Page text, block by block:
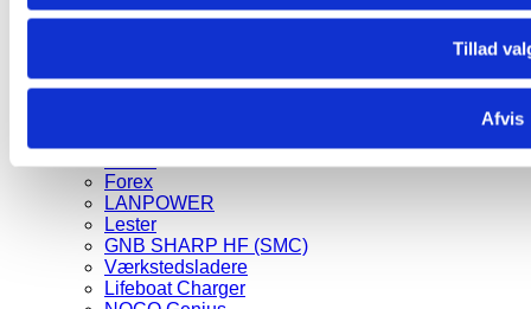
Tillad
Afvis
Banner
El-scooter / hjælpemiddel
Forex
LANPOWER
Lester
GNB SHARP HF (SMC)
Værkstedsladere
Lifeboat Charger